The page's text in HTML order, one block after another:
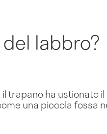
labbro?
trapano ha ustionato
una piccola fossa